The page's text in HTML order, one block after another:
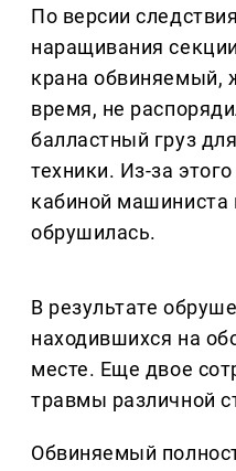
По версии
наращивания
крана обвиняемый,
время, не
балластный груз
техники. Из-за
кабиной машиниста
обрушилась.
В результате
находившихся на
месте. Еще двое
травмы различной
Обвиняемый